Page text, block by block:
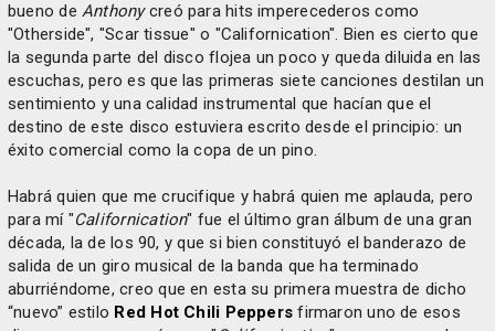
bueno deAnthonycreó para hits imperecederos como
"Otherside", "Scar tissue" o "Californication". Bien es cierto que
la segunda parte del disco flojea un poco y queda diluida en las
escuchas, pero es que las primeras siete canciones destilan un
sentimiento y una calidad instrumental que hacían que el
destino de este disco estuviera escrito desde el principio: un
éxito comercial como la copa de un pino.
Habrá quien que me crucifique y habrá quien me aplauda, pero
para mí "Californication" fue el último gran álbum de una gran
década, la de los 90, y que si bien constituyó el banderazo de
salida de un giro musical de la banda que ha terminado
aburriéndome, creo que en esta su primera muestra de dicho
“nuevo” estilo Red Hot Chili Peppers firmaron uno de esos